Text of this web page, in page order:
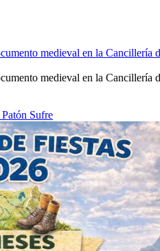
medieval en la Cancillería
medieval en la Cancillería
Sufre